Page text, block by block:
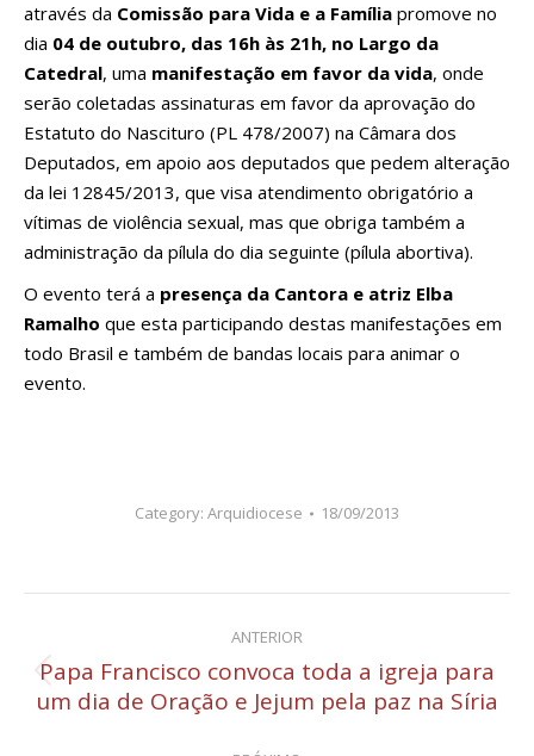
através da Comissão para Vida e a Família promove no
dia 04 de outubro, das 16h às 21h, no Largo da
Catedral, uma manifestação em favor da vida, onde
serão coletadas assinaturas em favor da aprovação do
Estatuto do Nascituro (PL 478/2007) na Câmara dos
Deputados, em apoio aos deputados que pedem alteração
da lei 12845/2013, que visa atendimento obrigatório a
vítimas de violência sexual, mas que obriga também a
administração da pílula do dia seguinte (pílula abortiva).
O evento terá a presença da Cantora e atriz Elba
Ramalho que esta participando destas manifestações em
todo Brasil e também de bandas locais para animar o
evento.
Category: Arquidiocese 18/09/2013
Navegação
de
post:
ANTERIOR
Post
anterior:
Papa Francisco convoca toda a igreja para
um dia de Oração e Jejum pela paz na Síria